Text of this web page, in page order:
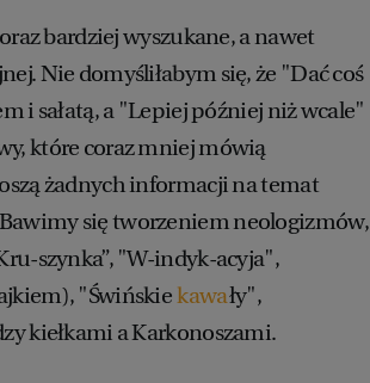
bardziej wyszukane, a nawet
Nie domyśliłabym się, że "Dać coś
i sałatą, a "Lepiej później niż wcale"
które coraz mniej mówią
żadnych informacji na temat
się tworzeniem neologizmów,
szynka”, "W-indyk-acyja",
"Świńskiekawały",
kiełkami a Karkonoszami.